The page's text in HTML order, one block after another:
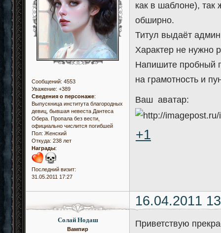
Сообщений: 4553
Уважение: +389
Сведения о персонаже:
Выпускница института благородных
девиц, бывшая невеста Дантеса
Обера. Пропала без вести,
официально числится погибшей
Пол: Женский
Откуда: 238 лет
Награды:
Последний визит:
31.05.2011 17:27
как в шаблоне),
обширно.
Титул выдаёт
Характер не нужно
Напишите пробный
на грамотность и
Ваш аватар:
+1
16.04.2011
Солай Нодаш
Вампир
Приветствую